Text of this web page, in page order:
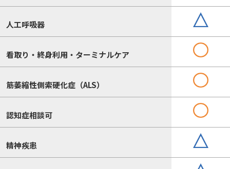
人工呼吸器
看取り・終身利用・ターミナルケア
筋萎縮性側索硬化症（ALS）
認知症相談可
精神疾患